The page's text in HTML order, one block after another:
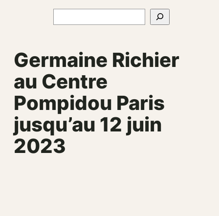
Germaine Richier
au Centre
Pompidou Paris
jusqu’au 12 juin
2023